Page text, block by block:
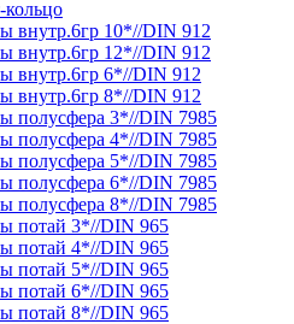
внутр.6гр 10*//DIN 912
внутр.6гр 12*//DIN 912
внутр.6гр 6*//DIN 912
внутр.6гр 8*//DIN 912
полусфера 3*//DIN 7985
полусфера 4*//DIN 7985
полусфера 5*//DIN 7985
полусфера 6*//DIN 7985
полусфера 8*//DIN 7985
потай 3*//DIN 965
потай 4*//DIN 965
потай 5*//DIN 965
потай 6*//DIN 965
потай 8*//DIN 965